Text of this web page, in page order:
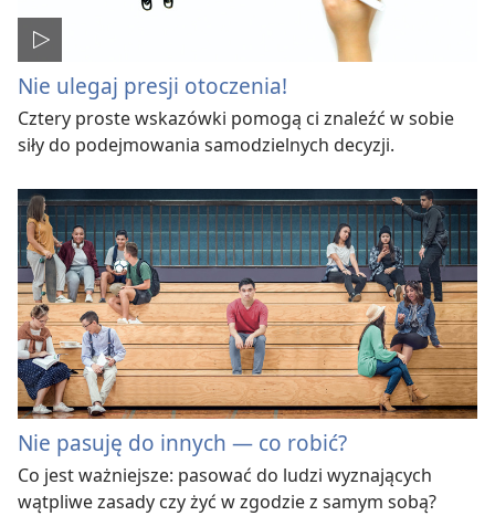
Nie ulegaj presji otoczenia!
Cztery proste wskazówki pomogą ci znaleźć w sobie
siły do podejmowania samodzielnych decyzji.
Nie pasuję do innych — co robić?
Co jest ważniejsze: pasować do ludzi wyznających
wątpliwe zasady czy żyć w zgodzie z samym sobą?